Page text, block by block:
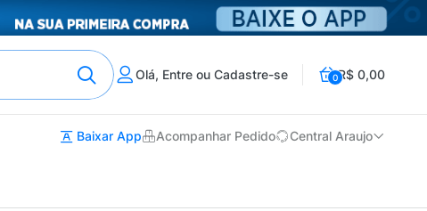
Olá, Entre ou Cadastre-se 0R$ 0,00
Baixar App Acompanhar Pedido Central Araujo